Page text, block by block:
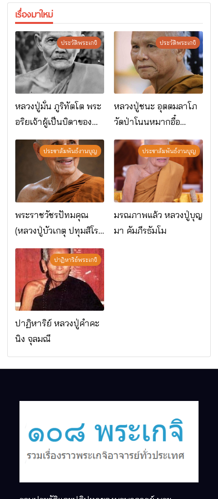
เรื่องมาใหม่
ประวัติพระเกจิ
หลวงปู่มั่น ภูริทัตโต พระ
อริยเจ้าผู้เป็นบิดาของ
พระกรรมฐาน
ประวัติพระเกจิ
หลวงปู่ชนะ อุตตมลาโภ
วัดป่าโนนหมากอื๋อ
อ.เมือง จ.มหาสารคาม
ประชาสัมพันธ์งานบุญ
พระราชวัชรปัทมคุณ
(หลวงปู่บัวเกตุ ปทุมสิโร)
มรณภาพแล้ว วัดป่า
ดาราภิรมย์ อ.แม่ริม
จ.เชียงใหม่
ประชาสัมพันธ์งานบุญ
มรณภาพแล้ว หลวงปู่บุญ
มา คัมภีรธัมโม
ปาฏิหาริย์พระเกจิ
ปาฏิหาริย์ หลวงปู่คำคะ
นิง จุลมณี